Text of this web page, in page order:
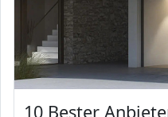
10 Bester